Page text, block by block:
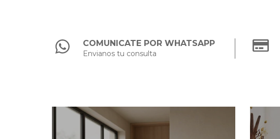
COMUNICATE POR WHATSAPP
Envianos tu consulta